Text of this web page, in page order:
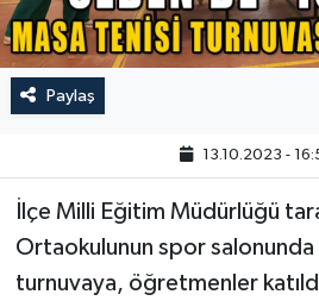
Paylaş
13.10.2023 -
İlçe Milli Eğitim Müdürlüğü
Ortaokulunun spor
turnuvaya, öğretmenler